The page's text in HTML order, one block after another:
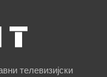
телевизијски